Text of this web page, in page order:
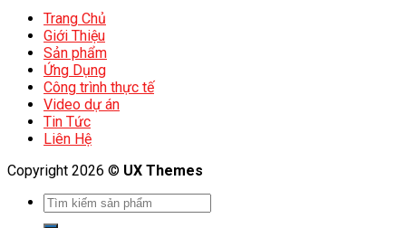
Trang Chủ
Giới Thiệu
Sản phẩm
Ứng Dụng
Công trình thực tế
Video dự án
Tin Tức
Liên Hệ
Copyright 2026 © UX Themes